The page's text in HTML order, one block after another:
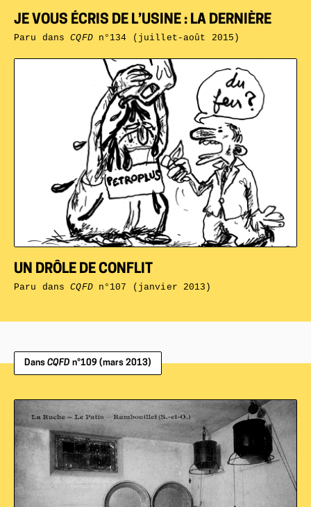
UN DRÔLE DE CONFLIT
Paru dansCQFDn°107 (janvier 2013)
JE VOUS ÉCRIS DE L’USINE : LA DERNIÈRE
Paru dansCQFDn°134 (juillet-août 2015)
Dans CQFD n°109 (mars 2013)